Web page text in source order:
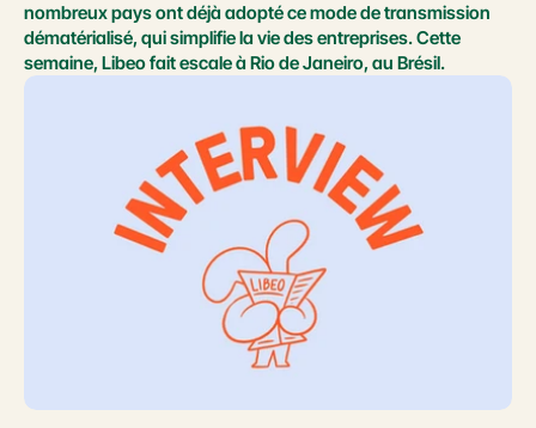
nombreux pays ont déjà adopté ce mode de transmission
dématérialisé, qui simplifie la vie des entreprises. Cette
semaine, Libeo fait escale à Rio de Janeiro, au Brésil.